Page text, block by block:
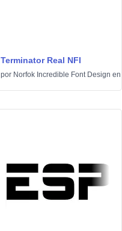
Terminator Real NFI
por Norfok Incredible Font Design en